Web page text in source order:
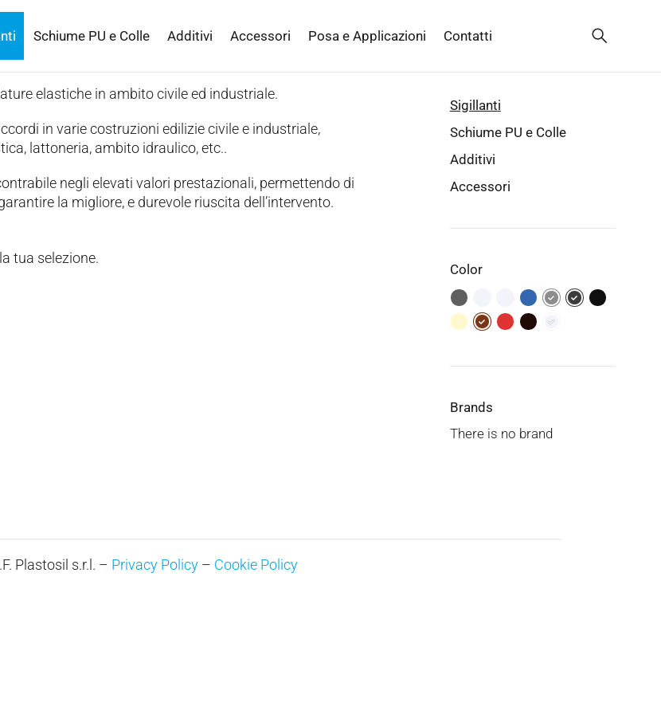
Schiume PU e Colle Additivi Accessori Posa e Applicazioni Contatti
elastiche in ambito civile ed industriale.
in varie costruzioni edilizie civile e industriale,
lattoneria, ambito idraulico, etc..
negli elevati valori prestazionali, permettendo di
la migliore, e durevole riuscita dell’intervento.
tua selezione.
Sigillanti
Schiume PU e Colle
Additivi
Accessori
Color
Brands
There is no brand
Plastosil s.r.l. – Privacy Policy– Cookie Policy